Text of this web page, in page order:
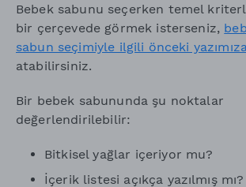
Bebek sabunu seçerken temel
bir çerçevede görmek isterseniz,
sabun seçimiyle ilgili önceki yazımıza
atabilirsiniz.
Bir bebek sabununda şu noktalar
değerlendirilebilir:
Bitkisel yağlar içeriyor mu?
İçerik listesi açıkça yazılmış mı?